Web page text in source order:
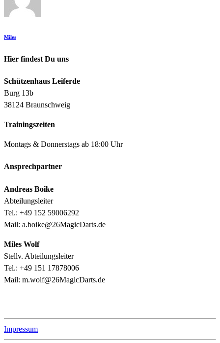
Miles
Hier findest Du uns
Schützenhaus Leiferde
Burg 13b
38124 Braunschweig
Trainingszeiten
Montags & Donnerstags ab 18:00 Uhr
Ansprechpartner
Andreas Boike
Abteilungsleiter
Tel.: +49 152 59006292
Mail: a.boike@26MagicDarts.de
Miles Wolf
Stellv. Abteilungsleiter
Tel.: +49 151 17878006
Mail: m.wolf@26MagicDarts.de
Impressum